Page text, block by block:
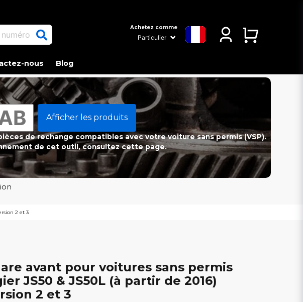
d'article. Achetez comme
nous Blog
Afficher les produits
de rechange compatibles avec votre voiture sans permis (VSP).
de cet outil, consultez cette page.
2 et 3
avant pour voitures sans permis
JS50 & JS50L (à partir de 2016)
2 et 3